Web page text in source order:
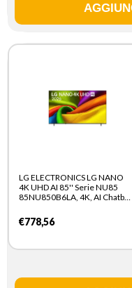
LG ELECTRONICS LG NANO
4K UHD AI 85'' Serie NU85
85NU850B6LA, 4K, AI Chatbot,
Enhancer, 3 HDMI, SMART TV
2026
€778,56